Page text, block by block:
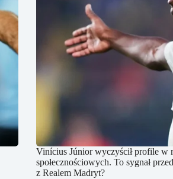
Vinícius Júnior wyczyścił profile w
społecznościowych. To sygnał
z Realem Madryt?